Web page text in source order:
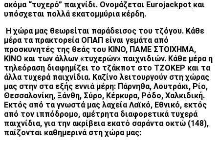
ακόμα “τυχερό” παιχνίδι. Ονομάζεται Eurojackpot και
υπόσχεται πολλά εκατομμύρια κέρδη.
Η χώρα μας θεωρείται παράδεισος του τζόγου. Κάθε
μέρα τα πρακτορεία ΟΠΑΠ είναι γεμάτα από
προσκυνητές της θεάς του ΚΙΝΟ, ΠΑΜΕ ΣΤΟΙΧΗΜΑ,
KINO και των άλλων «τυχερών» παιχνιδιών. Κάθε μέρα η
τηλεόραση διαφημίζει το τζάκποτ στο ΤΖΟΚΕΡ και τα
άλλα τυχερά παιχνίδια. Καζίνο λειτουργούν στη χώρας
μας στην στα εξής εννιά μέρη: Πάρνηθα, Λουτράκι, Ρίο,
Θεσσαλονίκη, Ξάνθη, Σύρο, Κέρκυρα, Ρόδο, Χαλκιδική.
Εκτός από τα γνωστά μας λαχεία Λαϊκό, Εθνικό, εκτός
από τον ιππόδρομο, αμέτρητα διαφορετικά τυχερά
παιχνίδια, για την ακρίβεια εκατό σαράντα οκτώ (148),
παίζονται καθημερινά στη χώρα μας: